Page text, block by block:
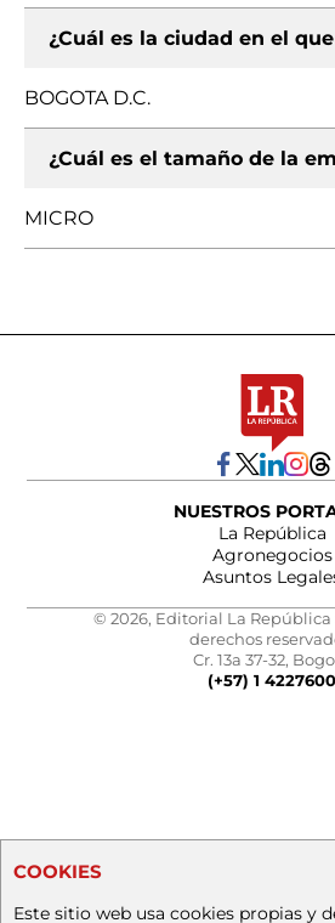
¿Cuál es la ciudad en el
BOGOTA D.C.
¿Cuál es el tamaño de la
MICRO
NUESTROS
La República
Agronegocios
Asuntos
© 2026, Editorial La República
derechos
Cr. 13a 37-32,
(+57) 1 4227600
COOKIES
Este sitio web usa cookies propias y